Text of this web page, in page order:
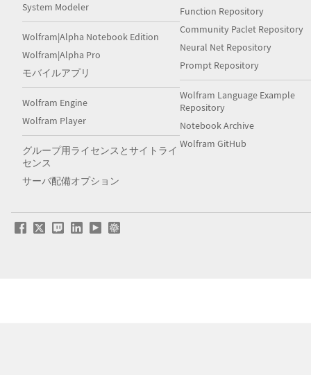
System Modeler
Wolfram|Alpha Notebook Edition
Wolfram|Alpha Pro
モバイルアプリ
Wolfram Engine
Wolfram Player
グループ用ライセンスとサイトライ
センス
サーバ配備オプション
Function Repository
Community Paclet Repository
Neural Net Repository
Prompt Repository
Wolfram Language Example
Repository
Notebook Archive
Wolfram GitHub